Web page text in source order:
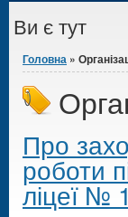
Ви є тут
Головна »
Про
роботи
ліцеї №